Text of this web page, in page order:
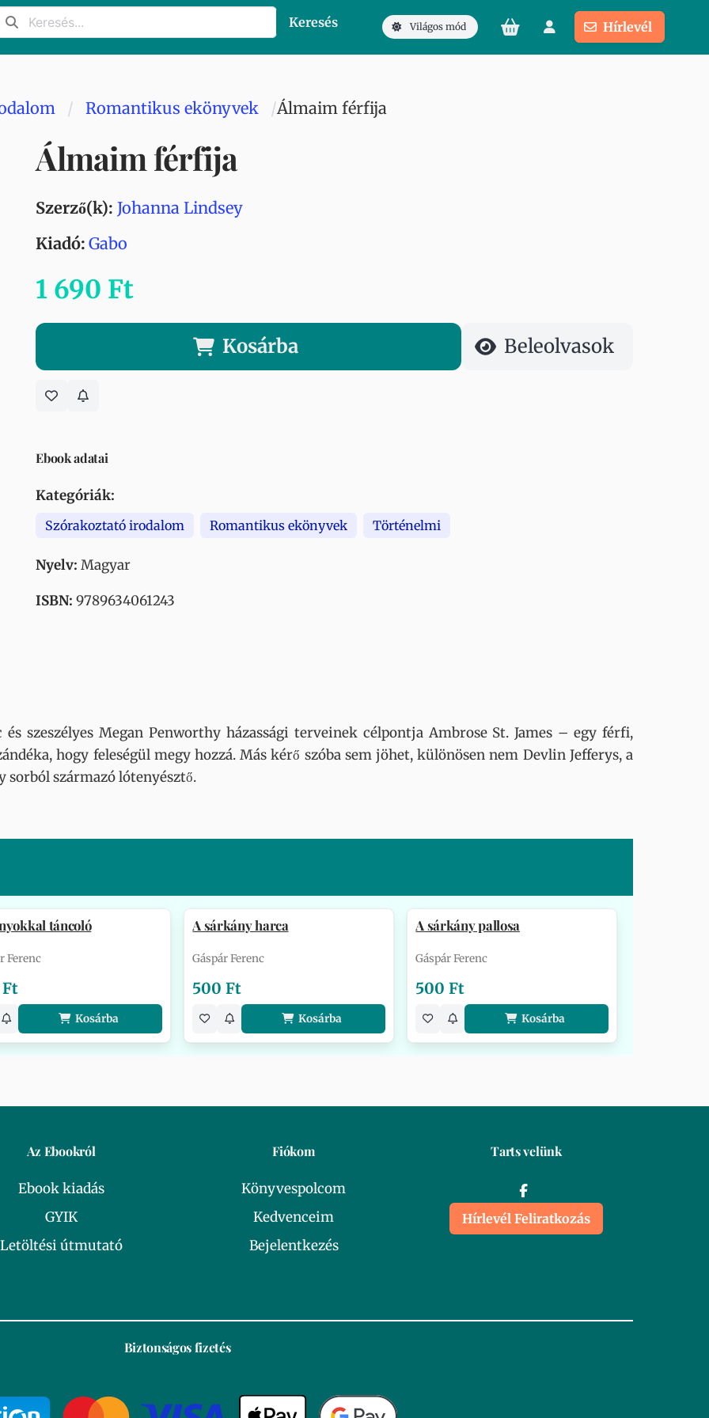
Keresés Világos mód Hírlevél
Romantikus ekönyvek Álmaim férfija
Álmaim férfija
Szerző(k): Johanna Lindsey
Kiadó: Gabo
1 690 Ft
Kosárba Beleolvasok
Ebook adatai
Kategóriák:
Szórakoztató irodalom Romantikus ekönyvek Történelmi
Nyelv: Magyar
ISBN: 9789634061243
szeszélyes Megan Penworthy házassági terveinek célpontja Ambrose St. James – egy férfi,
hogy feleségül megy hozzá. Más kérő szóba sem jöhet, különösen nem Devlin Jefferys, a
sorból származó lótenyésztő.
táncoló
Ferenc
Kosárba
A sárkány harca
Gáspár Ferenc
500 Ft
Kosárba
A sárkány pallosa
Gáspár Ferenc
500 Ft
Kosárba
Az Ebookról
Ebook kiadás
GYIK
Letöltési útmutató
Fiókom
Könyvespolcom
Kedvenceim
Bejelentkezés
Tarts velünk
Hírlevél Feliratkozás
Biztonságos fizetés